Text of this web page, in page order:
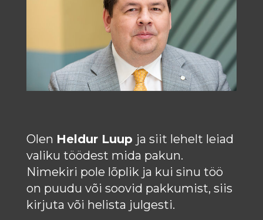
Olen Heldur Luup ja siit lehelt leiad
valiku töödest mida pakun.
Nimekiri pole lõplik ja kui sinu töö
on puudu või soovid pakkumist, siis
kirjuta või helista julgesti.